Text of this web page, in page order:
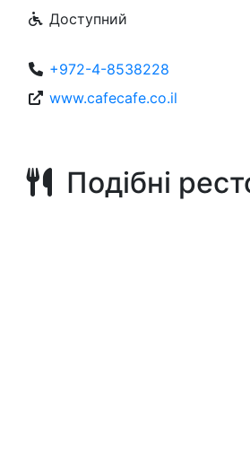
Доступний
+972-4-8538228
www.cafecafe.co.il
Подібні